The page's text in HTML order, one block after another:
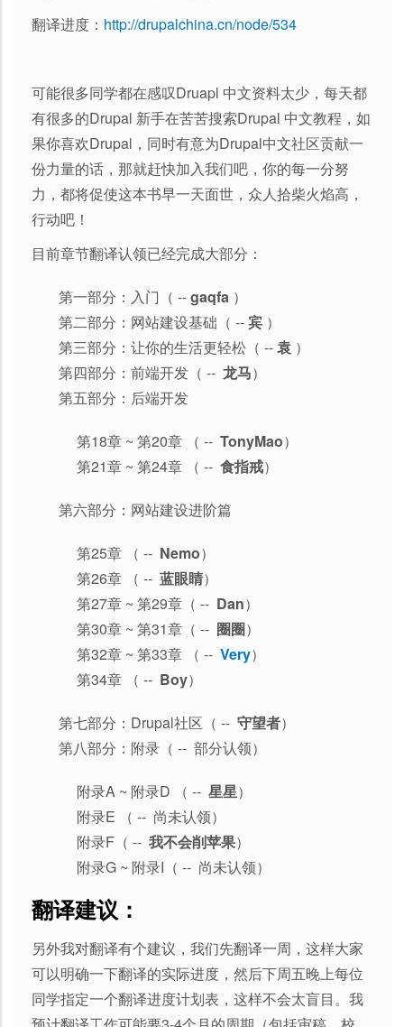
翻译进度： http://drupalchina.cn/node/534
可能很多同学都在感叹Druapl 中文资料太少，每天都
有很多的Drupal 新手在苦苦搜索Drupal 中文教程，如
果你喜欢Drupal，同时有意为Drupal中文社区贡献一
份力量的话，那就赶快加入我们吧，你的每一分努
力，都将促使这本书早一天面世，众人拾柴火焰高，
行动吧！
目前章节翻译认领已经完成大部分：
第一部分：入门（ --gaqfa ）
第二部分：网站建设基础（ --宾 ）
第三部分：让你的生活更轻松（ --袁 ）
第四部分：前端开发（ -- 龙马）
第五部分：后端开发
第18章 ~ 第20章 （ -- TonyMao）
第21章 ~ 第24章 （ -- 食指戒）
第六部分：网站建设进阶篇
第25章 （ -- Nemo）
第26章 （ -- 蓝眼睛）
第27章 ~ 第29章（ -- Dan）
第30章 ~ 第31章（ -- 圈圈）
第32章 ~ 第33章 （ -- Very）
第34章 （ -- Boy）
第七部分：Drupal社区（ -- 守望者）
第八部分：附录（ -- 部分认领）
附录A ~ 附录D （ -- 星星）
附录E （ -- 尚未认领）
附录F（ -- 我不会削苹果）
附录G ~ 附录I（ -- 尚未认领）
翻译建议：
另外我对翻译有个建议，我们先翻译一周，这样大家
可以明确一下翻译的实际进度，然后下周五晚上每位
同学指定一个翻译进度计划表，这样不会太盲目。我